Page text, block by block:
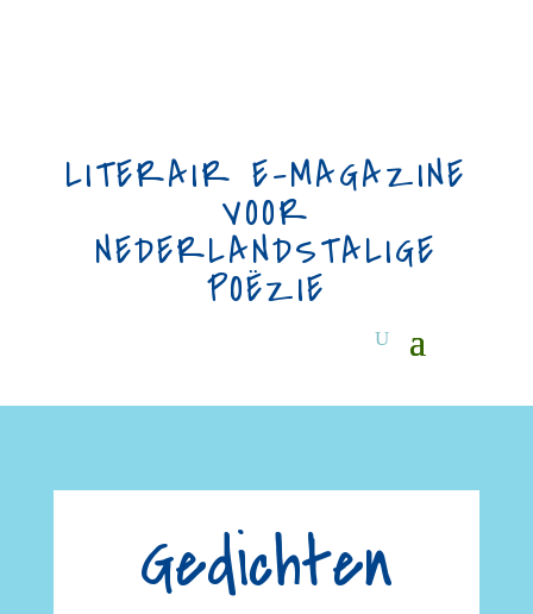
LITERAIR E-MAGAZINE
VOOR
NEDERLANDSTALIGE
POËZIE
Gedichten